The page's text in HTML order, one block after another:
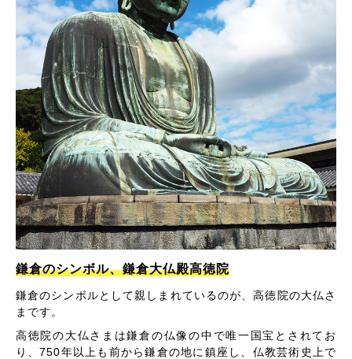
鎌倉のシンボル、鎌倉大仏殿高徳院
鎌倉のシンボルとして親しまれているのが、高徳院の大仏さ
まです。
高徳院の大仏さまは鎌倉の仏像の中で唯一国宝とされてお
り、750年以上も前から鎌倉の地に鎮座し、仏教芸術史上で